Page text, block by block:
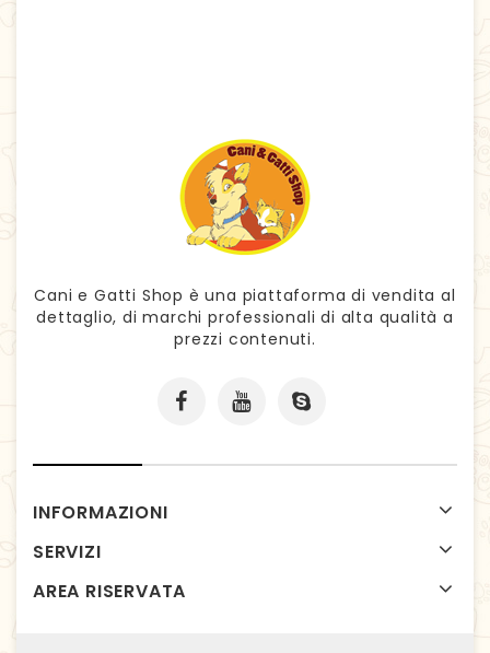
Cani e Gatti Shop è una piattaforma di vendita al
dettaglio, di marchi professionali di alta qualità a
prezzi contenuti.
INFORMAZIONI
SERVIZI
AREA RISERVATA